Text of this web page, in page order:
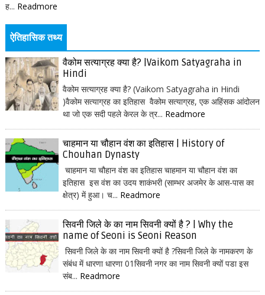
ह... Readmore
ऐतिहासिक तथ्य
वैकोम सत्याग्रह क्या है? |Vaikom Satyagraha in
Hindi
वैकोम सत्याग्रह क्या है? (Vaikom Satyagraha in Hindi
)वैकोम सत्याग्रह का इतिहास वैकोम सत्याग्रह, एक अहिंसक आंदोलन
था जो एक सदी पहले केरल के त्र... Readmore
चाहमान या चौहान वंश का इतिहास | History of
Chouhan Dynasty
चाहमान या चौहान वंश का इतिहास चाहमान या चौहान वंश का
इतिहास इस वंश का उदय शाकंभरी (साम्भर अजमेर के आस-पास का
क्षेत्र) में हुआ। च... Readmore
सिवनी जिले के का नाम सिवनी क्यों है ? | Why the
name of Seoni is Seoni Reason
सिवनी जिले के का नाम सिवनी क्यों है ?सिवनी जिले के नामकरण के
संबंध में धारणा धारणा 01सिवनी नगर का नाम सिवनी क्यों पडा इस
संब... Readmore